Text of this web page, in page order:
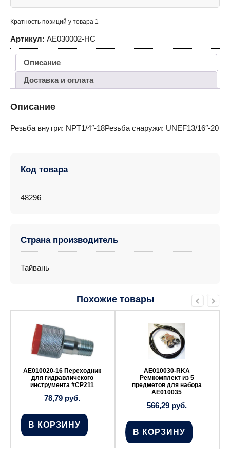
Кратность позиций у товара 1
Артикул: AE030002-HC
Описание
Доставка и оплата
Описание
Резьба внутри: NPT1/4″-18Резьба снаружи: UNEF13/16″-20
Код товара
48296
Страна производитель
Тайвань
Похожие товары
AE010020-16 Переходник
для гидравличекого
инструмента #СP211
78,79 руб.
В КОРЗИНУ
AE010030-RKA
Ремкомплект из 5
предметов для набора
AE010035
566,29 руб.
В КОРЗИНУ